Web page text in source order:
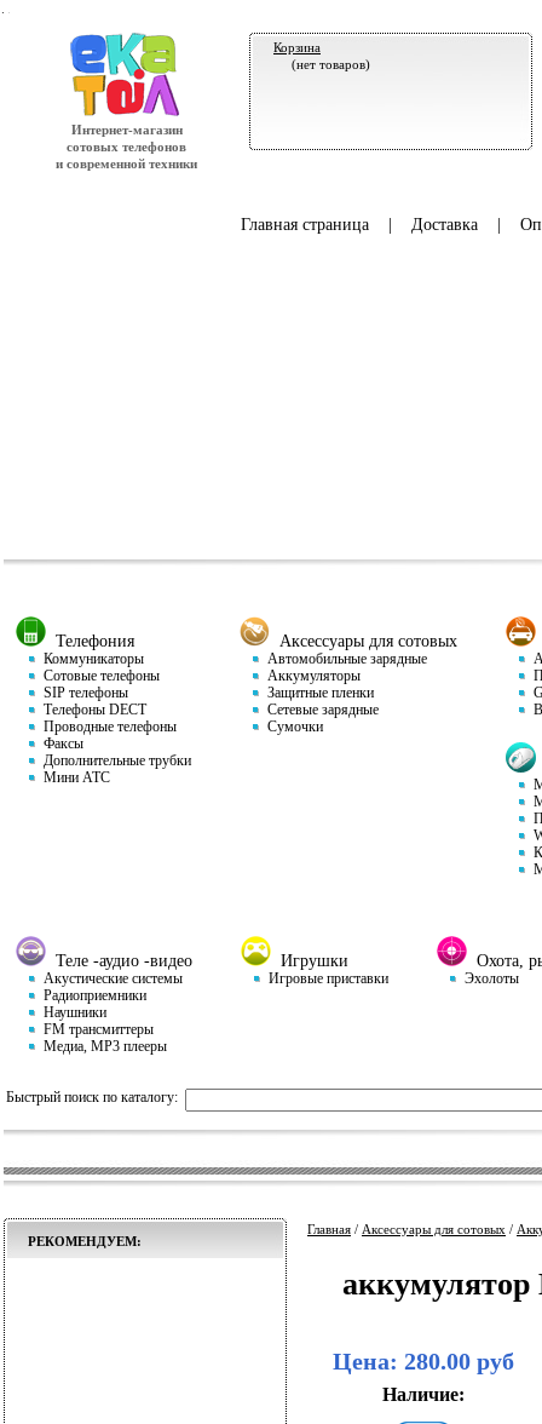
Интернет-магазин
сотовых телефонов
и современной техники
Корзина
(нет товаров)
Главная страница| Доставка|
Телефония
Коммуникаторы
Сотовые телефоны
SIP телефоны
Телефоны DECT
Проводные телефоны
Факсы
Дополнительные трубки
Мини АТС
Аксессуары для сотовых
Автомобильные зарядные
Аккумуляторы
Защитные пленки
Сетевые зарядные
Сумочки
Теле -аудио -видео
Акустические системы
Радиоприемники
Наушники
FM трансмиттеры
Медиа, MP3 плееры
Игрушки
Игровые приставки
Охота,
Эхолоты
Быстрый поиск по каталогу:
РЕКОМЕНДУЕМ:
Главная / Аксессуары для сотовых /
Цена: 280.00 руб
Наличие: